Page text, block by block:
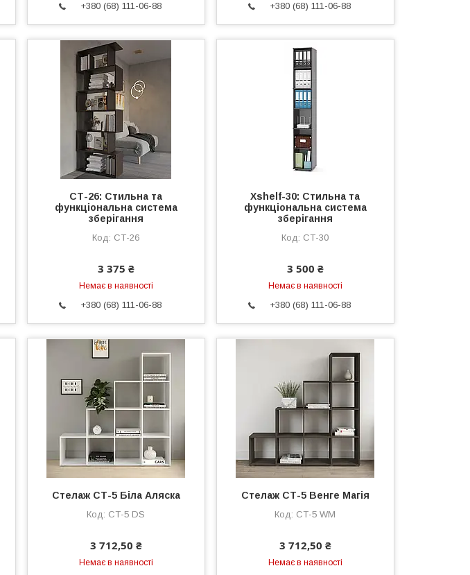
+380 (68) 111-06-88 +380 (68) 111-06-88
СТ-26: Стильна та
функціональна система
зберігання
СТ-26
3 375 ₴
Немає в наявності
+380 (68) 111-06-88
Xshelf-30: Стильна та
функціональна система
зберігання
СТ-30
3 500 ₴
Немає в наявності
+380 (68) 111-06-88
Стелаж СТ-5 Біла Аляска
СТ-5 DS
3 712,50 ₴
Немає в наявності
Стелаж СТ-5 Венге Магія
СТ-5 WM
3 712,50 ₴
Немає в наявності